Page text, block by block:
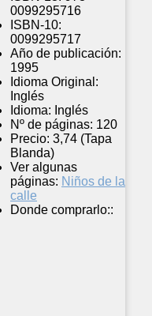
0099295716
ISBN-10:
0099295717
Año de publicación:
1995
Idioma Original:
Inglés
Idioma: Inglés
Nº de páginas: 120
Precio: 3,74 (Tapa
Blanda)
Ver algunas
páginas: Niños de la
calle
Donde comprarlo::